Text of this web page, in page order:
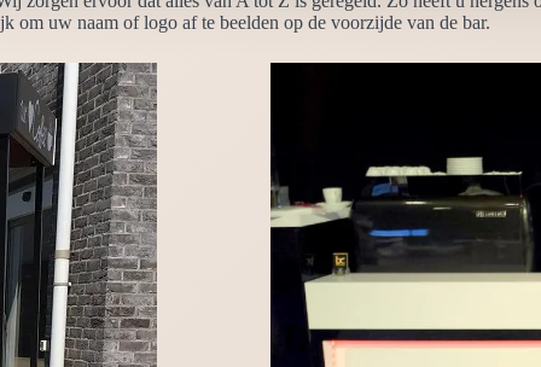
om uw naam of logo af te beelden op de voorzijde van de bar.